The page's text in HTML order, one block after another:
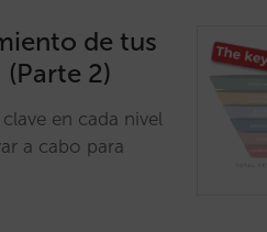
de tus
2)
en cada nivel
a cabo para